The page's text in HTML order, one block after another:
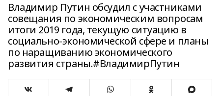
Владимир Путин обсудил с участниками
совещания по экономическим вопросам
итоги 2019 года, текущую ситуацию в
социально-экономической сфере и планы
по наращиванию экономического
развития страны.#ВладимирПутин